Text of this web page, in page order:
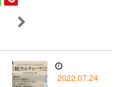
2022.07.24